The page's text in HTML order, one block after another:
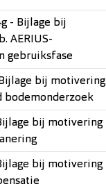
- Bijlage bij
AERIUS-
gebruiksfase
bij motivering
bodemonderzoek
bij motivering
bij motivering